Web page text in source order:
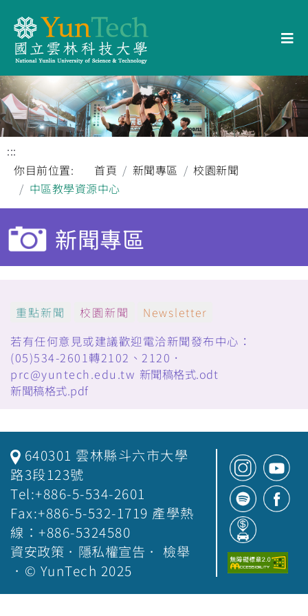
:::
你目前位置:
首頁 新聞專區
校園新聞
中區教學資源中心
新聞專區
重點新聞 校園新聞
Newsletter
若有任何意見或建議歡迎電洽新聞發布中心：
(05)534-2601轉2102、2120．
prc@yuntech.edu.tw 新聞稿格式.odt
新聞稿格式.pdf
640301 雲林縣斗六市大學
路3段123號
Tel:+886-5-534-2601
Fax:+886-5-532-1719 產學熱
線：+886-5324580
資安政策 ． 隱私權宣告 ． 檢舉
．© YunTech 2025